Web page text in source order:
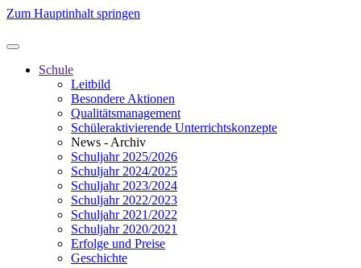
Zum Hauptinhalt springen
Schule
Leitbild
Besondere Aktionen
Qualitätsmanagement
Schüleraktivierende Unterrichtskonzepte
News - Archiv
Schuljahr 2025/2026
Schuljahr 2024/2025
Schuljahr 2023/2024
Schuljahr 2022/2023
Schuljahr 2021/2022
Schuljahr 2020/2021
Erfolge und Preise
Geschichte